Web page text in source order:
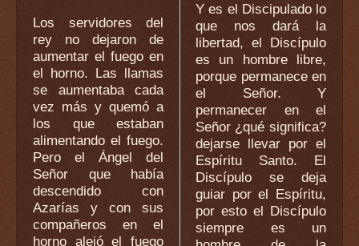
Los servidores del
rey no dejaron de
aumentar el fuego en
el horno. Las llamas
se aumentaba cada
vez más y quemó a
los que estaban
alimentando el fuego.
Pero el Ángel del
Señor que había
descendido con
Azarías y con sus
compañeros en el
horno alejó el fuego
Y es el Discipulado lo
que nos dará la
libertad, el Discípulo
es un hombre libre,
porque permanece en
el Señor. Y
permanecer en el
Señor ¿qué significa?
dejarse llevar por el
Espíritu Santo. El
Discípulo se deja
guiar por el Espíritu,
por esto el Discípulo
siempre es un